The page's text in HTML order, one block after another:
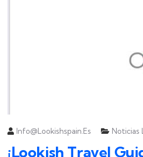
Info@lookishspain.es Noticias
¡Lookish Travel